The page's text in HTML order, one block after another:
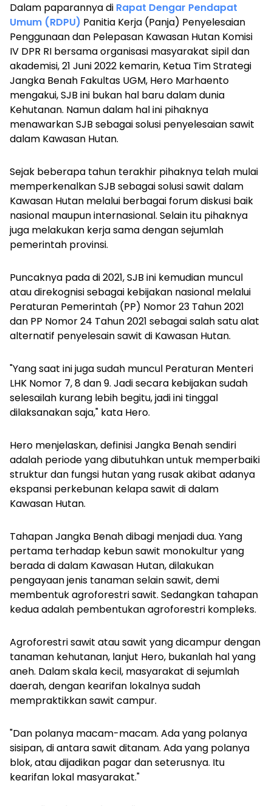
Dalam paparannya di Rapat Dengar Pendapat
Umum (RDPU) Panitia Kerja (Panja) Penyelesaian
Penggunaan dan Pelepasan Kawasan Hutan Komisi
IV DPR RI bersama organisasi masyarakat sipil dan
akademisi, 21 Juni 2022 kemarin, Ketua Tim Strategi
Jangka Benah Fakultas UGM, Hero Marhaento
mengakui, SJB ini bukan hal baru dalam dunia
Kehutanan. Namun dalam hal ini pihaknya
menawarkan SJB sebagai solusi penyelesaian sawit
dalam Kawasan Hutan.
Sejak beberapa tahun terakhir pihaknya telah mulai
memperkenalkan SJB sebagai solusi sawit dalam
Kawasan Hutan melalui berbagai forum diskusi baik
nasional maupun internasional. Selain itu pihaknya
juga melakukan kerja sama dengan sejumlah
pemerintah provinsi.
Puncaknya pada di 2021, SJB ini kemudian muncul
atau direkognisi sebagai kebijakan nasional melalui
Peraturan Pemerintah (PP) Nomor 23 Tahun 2021
dan PP Nomor 24 Tahun 2021 sebagai salah satu alat
alternatif penyelesain sawit di Kawasan Hutan.
"Yang saat ini juga sudah muncul Peraturan Menteri
LHK Nomor 7, 8 dan 9. Jadi secara kebijakan sudah
selesailah kurang lebih begitu, jadi ini tinggal
dilaksanakan saja," kata Hero.
Hero menjelaskan, definisi Jangka Benah sendiri
adalah periode yang dibutuhkan untuk memperbaiki
struktur dan fungsi hutan yang rusak akibat adanya
ekspansi perkebunan kelapa sawit di dalam
Kawasan Hutan.
Tahapan Jangka Benah dibagi menjadi dua. Yang
pertama terhadap kebun sawit monokultur yang
berada di dalam Kawasan Hutan, dilakukan
pengayaan jenis tanaman selain sawit, demi
membentuk agroforestri sawit. Sedangkan tahapan
kedua adalah pembentukan agroforestri kompleks.
Agroforestri sawit atau sawit yang dicampur dengan
tanaman kehutanan, lanjut Hero, bukanlah hal yang
aneh. Dalam skala kecil, masyarakat di sejumlah
daerah, dengan kearifan lokalnya sudah
mempraktikkan sawit campur.
"Dan polanya macam-macam. Ada yang polanya
sisipan, di antara sawit ditanam. Ada yang polanya
blok, atau dijadikan pagar dan seterusnya. Itu
kearifan lokal masyarakat."